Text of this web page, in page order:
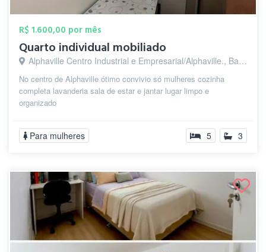
R$ 1.600,00 por mês
Quarto individual mobiliado
Alphaville Centro Industrial e Empresarial/Alphaville., Barueri - SP
No centro de Alphaville ótimo convivio só mulheres cozinha
completa lavanderia sala de estar e jantar lugar limpo e
organizado
Para mulheres 5 3